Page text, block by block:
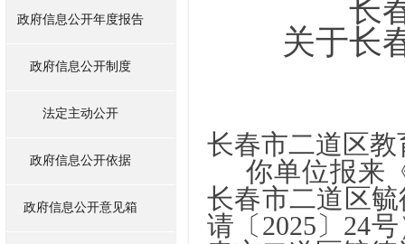
政府信息公开年度报告
政府信息公开制度
法定主动公开
政府信息公开依据
政府信息公开意见箱
长
关于长
长春市二道区教
你单位报来
长春市二道区
请〔2025〕24